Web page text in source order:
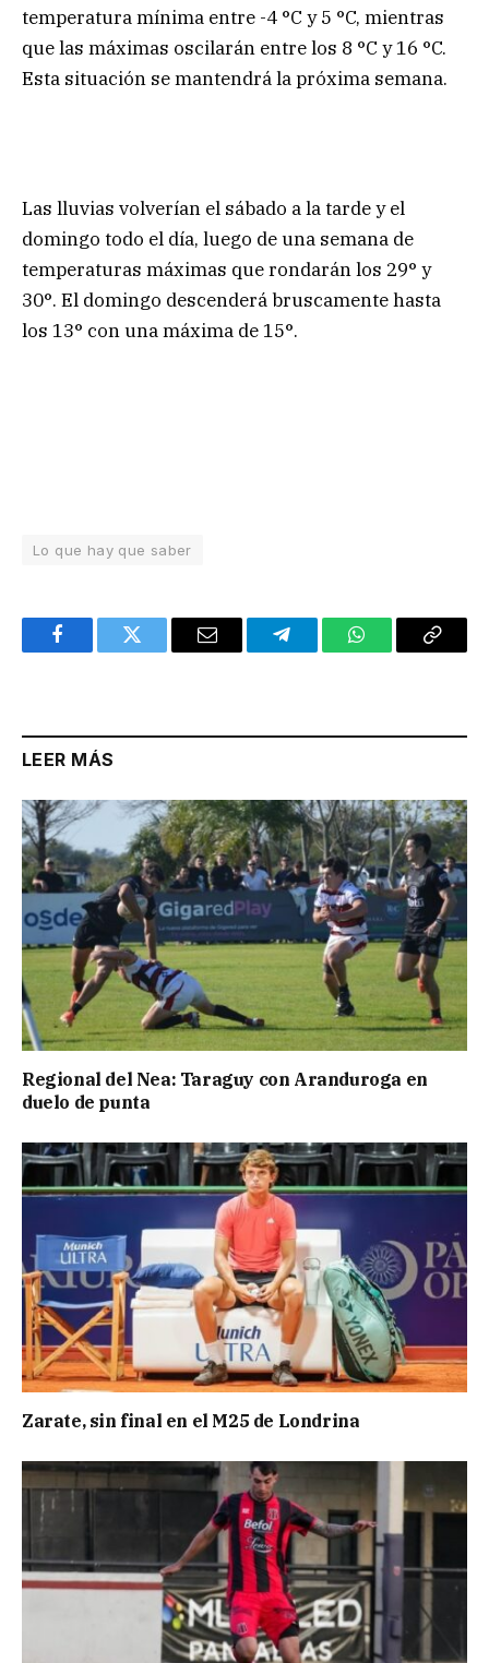
temperatura mínima entre -4 °C y 5 °C, mientras
que las máximas oscilarán entre los 8 °C y 16 °C.
Esta situación se mantendrá la próxima semana.
Las lluvias volverían el sábado a la tarde y el
domingo todo el día, luego de una semana de
temperaturas máximas que rondarán los 29° y
30°. El domingo descenderá bruscamente hasta
los 13° con una máxima de 15°.
Lo que hay que saber
FacebookTwitter Email TelegramWhatsAppCopy
LEER MÁS
Regional del Nea: Taraguy con Aranduroga en
duelo de punta
Zarate, sin final en el M25 de Londrina